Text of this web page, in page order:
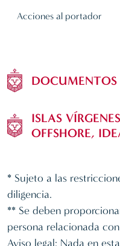
Acciones al portador
DOCUMENTOS
ISLAS
OFFSHORE,
* Sujeto a las
diligencia.
** Se deben
persona relacionada
Aviso legal: Nada en